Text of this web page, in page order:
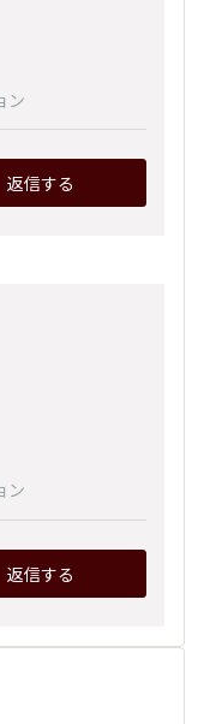
ン
返信する
ン
返信する